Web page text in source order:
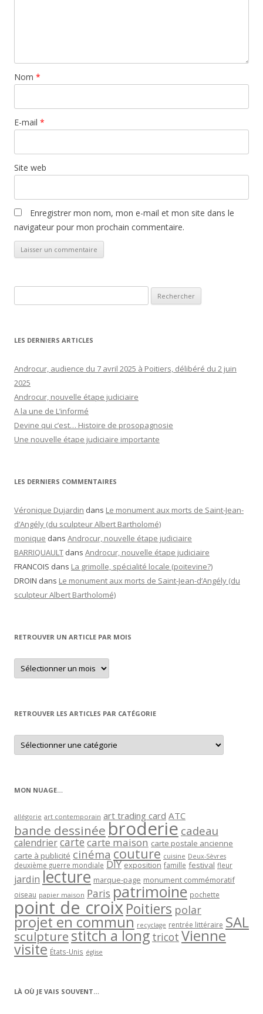
Nom *
E-mail *
Site web
Enregistrer mon nom, mon e-mail et mon site dans le
navigateur pour mon prochain commentaire.
LES DERNIERS ARTICLES
Androcur, audience du 7 avril 2025 à Poitiers, délibéré du 2 juin
2025
Androcur, nouvelle étape judiciaire
A la une de L’informé
Devine qui c’est… Histoire de prosopagnosie
Une nouvelle étape judiciaire importante
LES DERNIERS COMMENTAIRES
Véronique Dujardin dans Le monument aux morts de Saint-Jean-
d’Angély (du sculpteur Albert Bartholomé)
monique dans Androcur, nouvelle étape judiciaire
BARRIQUAULT dans Androcur, nouvelle étape judiciaire
FRANCOIS dans La grimolle, spécialité locale (poitevine?)
DROIN dans Le monument aux morts de Saint-Jean-d’Angély (du
sculpteur Albert Bartholomé)
RETROUVER UN ARTICLE PAR MOIS
Retrouver
un
article
RETROUVER LES ARTICLES PAR CATÉGORIE
Retrouver
les
articles
MON NUAGE…
allégorie art contemporain art trading card ATC
bande dessinée broderie cadeau
calendriercartecarte maison carte postale ancienne
carte à publicité cinéma couture cuisine Deux-Sèvres
deuxième guerre mondiale DIY exposition famille festival fleur
jardin lecture marque-page monument commémoratif
oiseau papier maison Paris patrimoine pochette
point de croixPoitiers polar
projet en commun recyclage rentrée littéraire SAL
sculpturestitch a long tricot Vienne
visite États-Unis église
LÀ OÙ JE VAIS SOUVENT…